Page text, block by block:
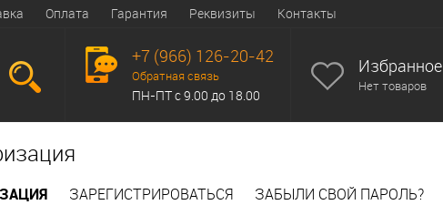
Оплата Гарантия Реквизиты Контакты
+7 (966) 126-20-42
Обратная связь
ПН-ПТ с 9.00 до 18.00
Избранное
Нет товаров
ЗАРЕГИСТРИРОВАТЬСЯ ЗАБЫЛИ СВОЙ ПАРОЛЬ?